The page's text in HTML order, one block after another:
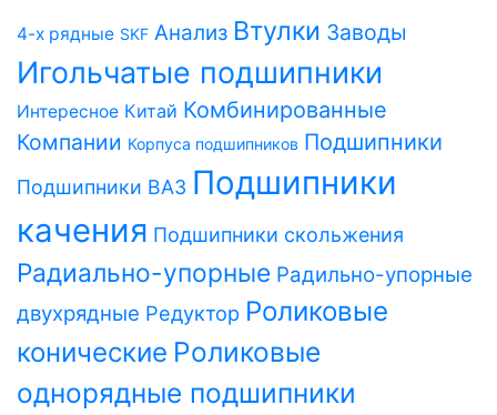
4-х рядные SKF Анализ Втулки Заводы
Игольчатые подшипники
Интересное Китай Комбинированные
Компании Корпуса подшипников Подшипники
Подшипники ВАЗ Подшипники
качения Подшипники скольжения
Радиально-упорные Радильно-упорные
двухрядные Редуктор Роликовые
конические Роликовые
однорядные подшипники